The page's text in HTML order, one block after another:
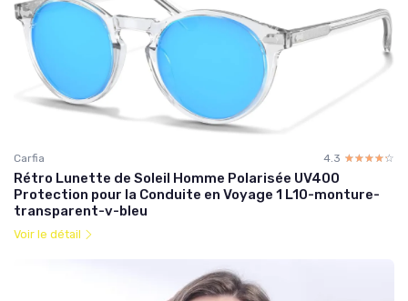
Carfia 4.3 ☆☆☆☆☆
★★★★★
Rétro Lunette de Soleil Homme Polarisée UV400
Protection pour la Conduite en Voyage 1 L10-monture-
transparent-v-bleu
Voir le détail